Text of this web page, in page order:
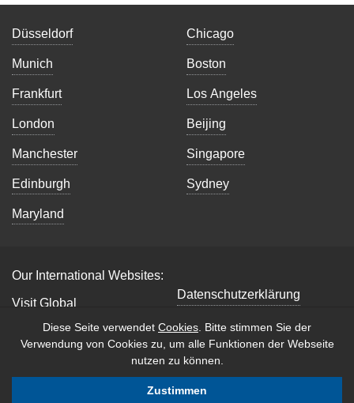
Düsseldorf
Munich
Frankfurt
London
Manchester
Edinburgh
Maryland
Chicago
Boston
Los Angeles
Beijing
Singapore
Sydney
Our International Websites:
Visit Global
Datenschutzerklärung
Impressum
Copyright © 2026 B2B
International. All Rights
Reserved.
Diese Seite verwendet Cookies . Bitte stimmen Sie der
Verwendung von Cookies zu, um alle Funktionen der Webseite
nutzen zu können.
Zustimmen